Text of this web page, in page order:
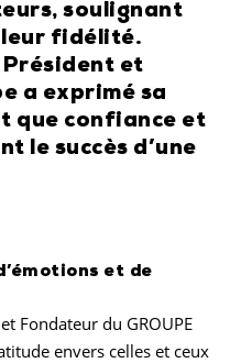
soulignant
leur fidélité.
Président et
a exprimé sa
que confiance et
le succès d’une
et de
Fondateur du GROUPE
envers celles et ceux